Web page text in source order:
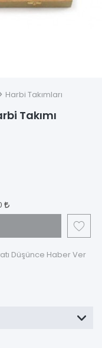
Harbi Takımları
Takımı
Düşünce Haber Ver